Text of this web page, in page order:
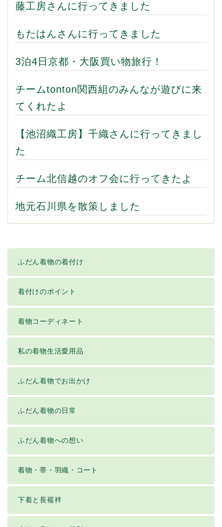
藤工房さんに行ってきました
もたはんさんに行ってきました
3泊4日京都・大阪買い物旅行！
チームtonton関西組のみんなが遊びに来
てくれたよ
【池沼織工房】千織さんに行ってきまし
た
チーム北信越のオフ会に行ってきたよ
地元石川県を散策しました
ふだん着物の着付け
着付けのポイント
着物コーディネート
私の着物生活愛用品
ふだん着物でお出かけ
ふだん着物の日常
ふだん着物への想い
着物・帯・羽織・コート
下着と長襦袢